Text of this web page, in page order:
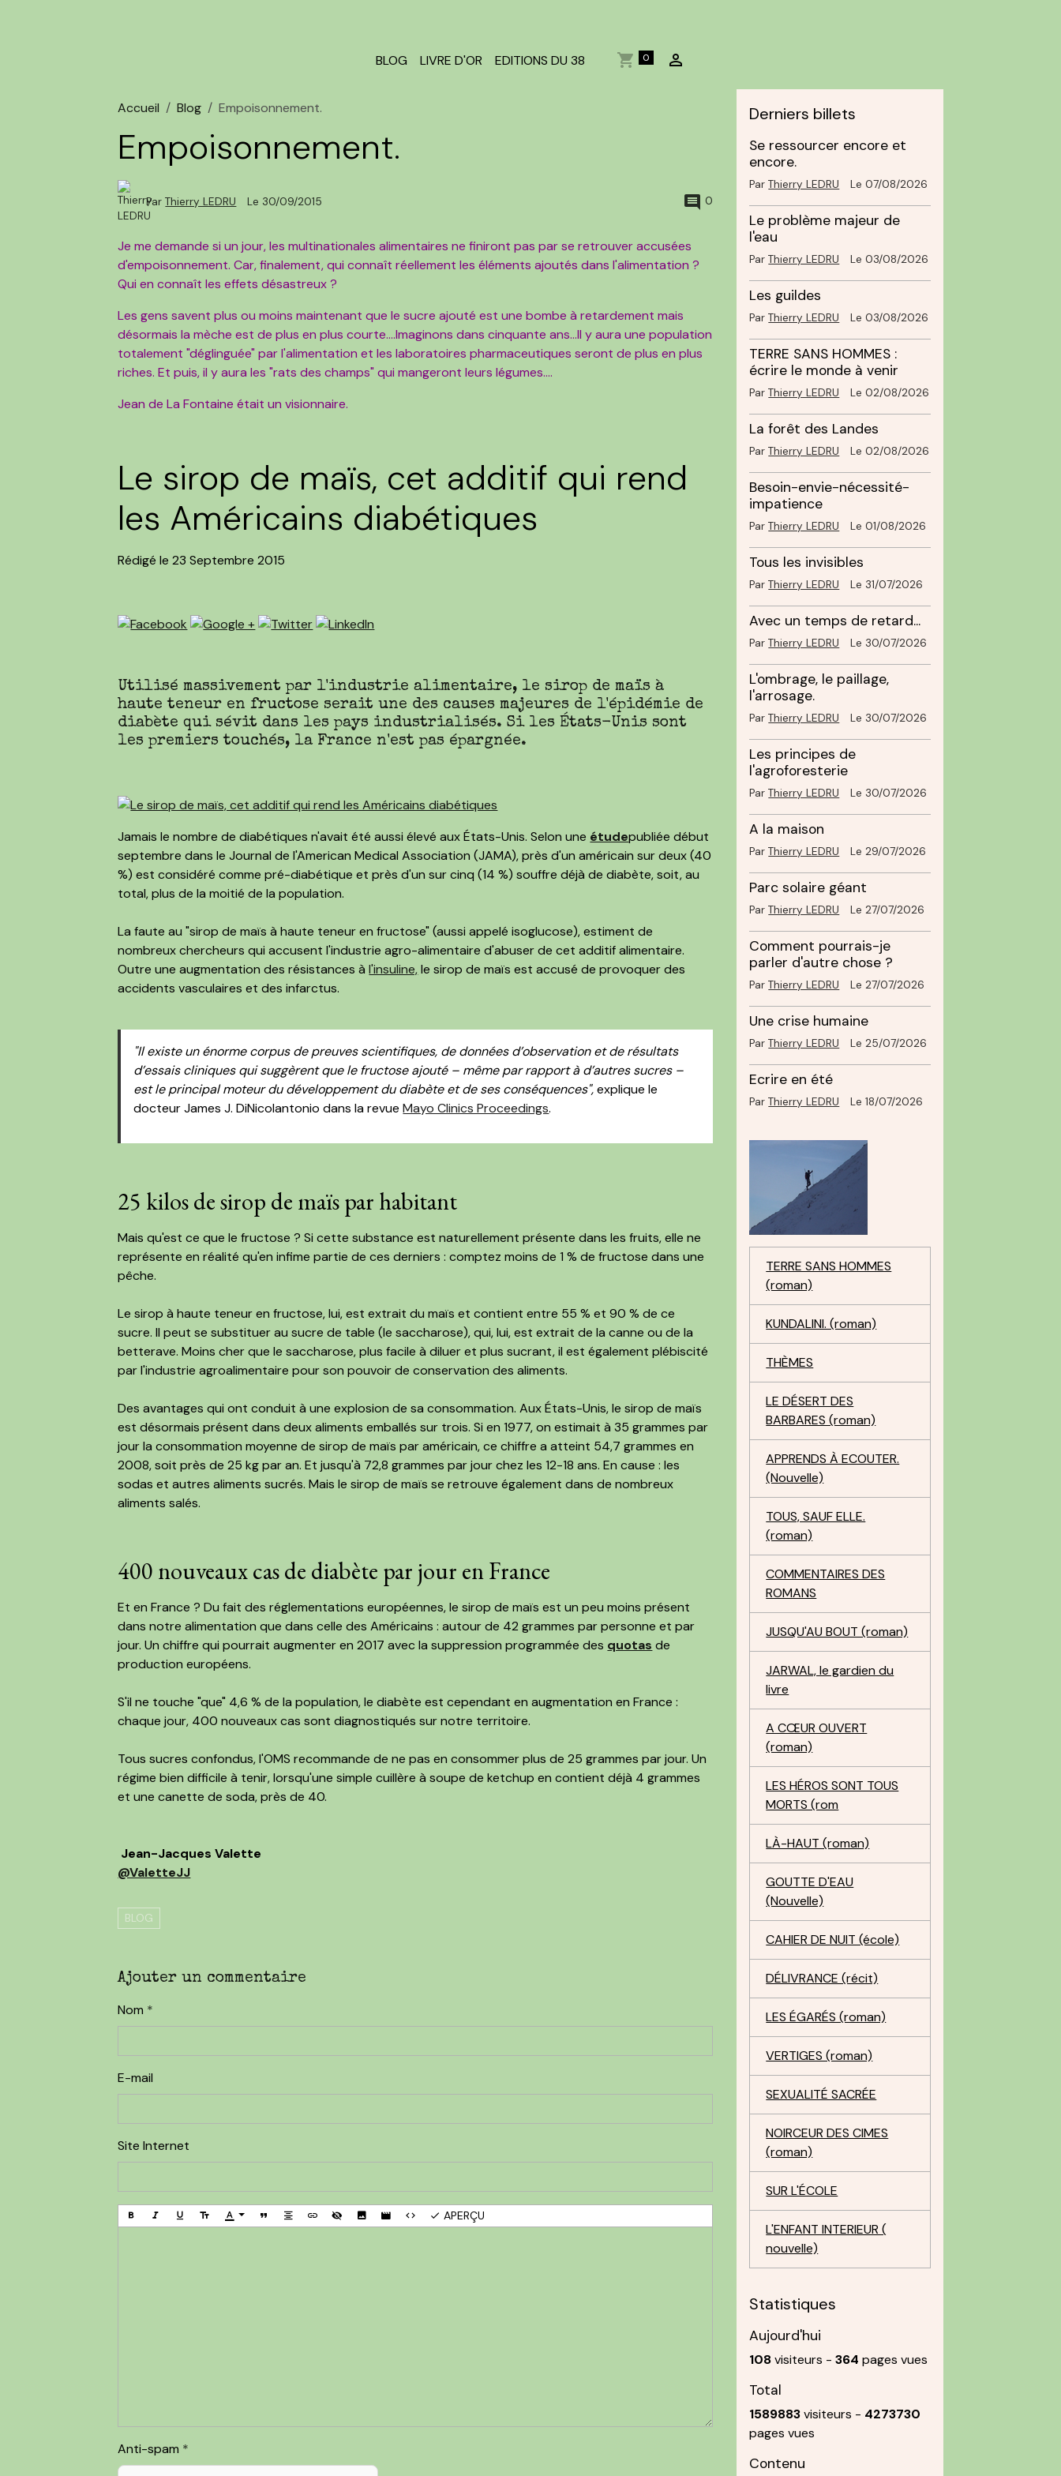
BLOG LIVRE D'OR EDITIONS DU 38 0
Accueil Blog Empoisonnement.
Empoisonnement.
ParThierry LEDRU Le 30/09/2015 0
Je me demande si un jour, les multinationales alimentaires ne finiront pas par se retrouver accusées
d'empoisonnement. Car, finalement, qui connaît réellement les éléments ajoutés dans l'alimentation ?
Qui en connaît les effets désastreux ?
Les gens savent plus ou moins maintenant que le sucre ajouté est une bombe à retardement mais
désormais la mèche est de plus en plus courte....Imaginons dans cinquante ans...Il y aura une population
totalement "déglinguée" par l'alimentation et les laboratoires pharmaceutiques seront de plus en plus
riches. Et puis, il y aura les "rats des champs" qui mangeront leurs légumes....
Jean de La Fontaine était un visionnaire.
Le sirop de maïs, cet additif qui rend
les Américains diabétiques
Rédigé le 23 Septembre 2015
Utilisé massivement par l'industrie alimentaire, le sirop de maïs à
haute teneur en fructose serait une des causes majeures de l'épidémie de
diabète qui sévit dans les pays industrialisés. Si les États-Unis sont
les premiers touchés, la France n'est pas épargnée.
Jamais le nombre de diabétiques n'avait été aussi élevé aux États-Unis. Selon une étudepubliée début
septembre dans le Journal de l'American Medical Association (JAMA), près d'un américain sur deux (40
%) est considéré comme pré-diabétique et près d'un sur cinq (14 %) souffre déjà de diabète, soit, au
total, plus de la moitié de la population.
La faute au "sirop de maïs à haute teneur en fructose" (aussi appelé isoglucose), estiment de
nombreux chercheurs qui accusent l'industrie agro-alimentaire d'abuser de cet additif alimentaire.
Outre une augmentation des résistances àl'insuline,le sirop de maïs est accusé de provoquer des
accidents vasculaires et des infarctus.
"Il existe un énorme corpus de preuves scientifiques, de données d’observation et de résultats
d’essais cliniques qui suggèrent que le fructose ajouté – même par rapport à d’autres sucres –
est le principal moteur du développement du diabète et de ses conséquences",explique le
docteur James J. DiNicolantonio dans la revueMayo Clinics Proceedings.
25 kilos de sirop de maïs par habitant
Mais qu'est ce que le fructose ? Si cette substance est naturellement présente dans les fruits, elle ne
représente en réalité qu'en infime partie de ces derniers : comptez moins de 1 % de fructose dans une
pêche.
Le sirop à haute teneur en fructose, lui, est extrait du maïs et contient entre 55 % et 90 % de ce
sucre. Il peut se substituer au sucre de table (le saccharose), qui, lui, est extrait de la canne ou de la
betterave. Moins cher que le saccharose, plus facile à diluer et plus sucrant, il est également plébiscité
par l'industrie agroalimentaire pour son pouvoir de conservation des aliments.
Des avantages qui ont conduit à une explosion de sa consommation. Aux États-Unis, le sirop de maïs
est désormais présent dans deux aliments emballés sur trois. Si en 1977, on estimait à 35 grammes par
jour la consommation moyenne de sirop de maïs par américain, ce chiffre a atteint 54,7 grammes en
2008, soit près de 25 kg par an. Et jusqu'à 72,8 grammes par jour chez les 12-18 ans. En cause : les
sodas et autres aliments sucrés. Mais le sirop de maïs se retrouve également dans de nombreux
aliments salés.
400 nouveaux cas de diabète par jour en France
Et en France ? Du fait des réglementations européennes, le sirop de maïs est un peu moins présent
dans notre alimentation que dans celle des Américains : autour de 42 grammes par personne et par
jour. Un chiffre qui pourrait augmenter en 2017 avec la suppression programmée des quotas de
production européens.
S'il ne touche "que" 4,6 % de la population, le diabète est cependant en augmentation en France :
chaque jour, 400 nouveaux cas sont diagnostiqués sur notre territoire.
Tous sucres confondus, l'OMS recommande de ne pas en consommer plus de 25 grammes par jour. Un
régime bien difficile à tenir, lorsqu'une simple cuillère à soupe de ketchup en contient déjà 4 grammes
et une canette de soda, près de 40.
Jean-Jacques Valette
@ValetteJJ
BLOG
Ajouter un commentaire
Nom
E-mail
Site Internet
APERÇU
Anti-spam
Derniers billets
Se ressourcer encore et
encore.
ParThierry LEDRU Le 07/08/2026
Le problème majeur de
l'eau
ParThierry LEDRU Le 03/08/2026
Les guildes
ParThierry LEDRU Le 03/08/2026
TERRE SANS HOMMES :
écrire le monde à venir
ParThierry LEDRU Le 02/08/2026
La forêt des Landes
ParThierry LEDRU Le 02/08/2026
Besoin-envie-nécessité-
impatience
ParThierry LEDRU Le 01/08/2026
Tous les invisibles
ParThierry LEDRU Le 31/07/2026
Avec un temps de retard...
ParThierry LEDRU Le 30/07/2026
L'ombrage, le paillage,
l'arrosage.
ParThierry LEDRU Le 30/07/2026
Les principes de
l'agroforesterie
ParThierry LEDRU Le 30/07/2026
A la maison
ParThierry LEDRU Le 29/07/2026
Parc solaire géant
ParThierry LEDRU Le 27/07/2026
Comment pourrais-je
parler d'autre chose ?
ParThierry LEDRU Le 27/07/2026
Une crise humaine
ParThierry LEDRU Le 25/07/2026
Ecrire en été
ParThierry LEDRU Le 18/07/2026
TERRE SANS HOMMES
(roman)
KUNDALINI. (roman)
THÈMES
LE DÉSERT DES
BARBARES (roman)
APPRENDS À ECOUTER.
(Nouvelle)
TOUS, SAUF ELLE.
(roman)
COMMENTAIRES DES
ROMANS
JUSQU'AU BOUT (roman)
JARWAL, le gardien du
livre
A CŒUR OUVERT
(roman)
LES HÉROS SONT TOUS
MORTS (rom
LÀ-HAUT (roman)
GOUTTE D'EAU
(Nouvelle)
CAHIER DE NUIT (école)
DÉLIVRANCE (récit)
LES ÉGARÉS (roman)
VERTIGES (roman)
SEXUALITÉ SACRÉE
NOIRCEUR DES CIMES
(roman)
SUR L'ÉCOLE
L'ENFANT INTERIEUR (
nouvelle)
Statistiques
Aujourd'hui
108visiteurs -364 pages vues
Total
1589883visiteurs - 4273730
pages vues
Contenu